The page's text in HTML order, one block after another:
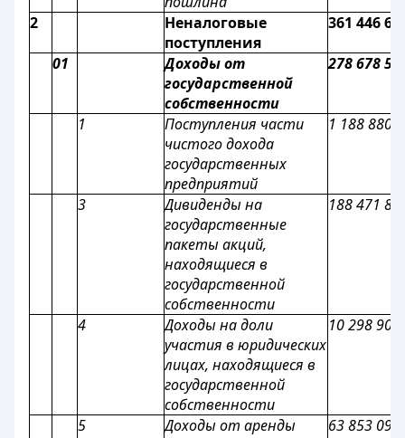
2
Неналоговые
поступления
361 446
01
Доходы от
государственной
собственности
278 678
1
Поступления части
чистого дохода
государственных
предприятий
1 188 880
3
Дивиденды на
государственные
пакеты акций,
находящиеся в
государственной
собственности
188 471
4
Доходы на доли
участия в юридических
лицах, находящиеся в
государственной
собственности
10 298 900
5
Доходы от аренды
63 853 095